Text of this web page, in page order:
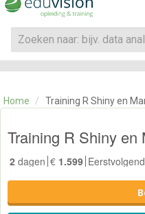
CATEGORIE
OVER ONS
SKILLS ALCHEMIST
Home / Training R Shiny en
Training R Shiny en
2 dagen € 1.599